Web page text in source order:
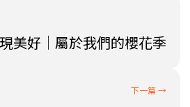
現美好│屬於我們的櫻花季